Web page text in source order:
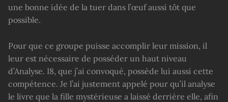
une bonne idée de la tuer dans l’œuf aussi tôt que
possible.
Pour que ce groupe puisse accomplir leur mission, il
leur est nécessaire de posséder un haut niveau
d’Analyse. I8, que j’ai convoqué, possède lui aussi cette
compétence. Je l’ai justement appelé pour qu’il analyse
le livre que la fille mystérieuse a laissé derrière elle, afin